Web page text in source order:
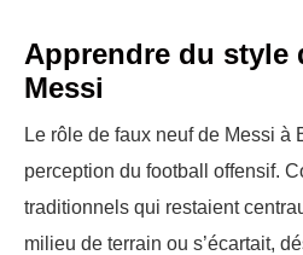
Apprendre du style
Messi
Le rôle de faux neuf de Messi à
perception du football offensif.
traditionnels qui restaient
milieu de terrain ou s’écartait,